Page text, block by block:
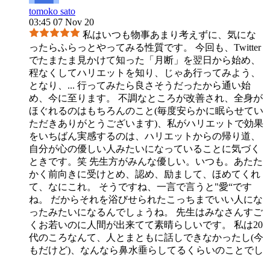
tomoko sato
03:45 07 Nov 20
私はいつも物事あまり考えずに、気にな
ったらふらっとやってみる性質です。 今回も、Twitter
でたまたま見かけて知った「月断」を翌日から始め、
程なくしてハリエットを知り、じゃあ行ってみよう、
となり、 ... 行ってみたら良さそうだったから通い始
め、今に至ります。 不調なところが改善され、全身が
ほぐれるのはもちろんのこと(毎度安らかに眠らせてい
ただきありがとうございます)、私がハリエットで効果
をいちばん実感するのは、ハリエットからの帰り道、
自分が心の優しい人みたいになっていることに気づく
ときです。笑 先生方がみんな優しい。いつも。あたた
かく前向きに受けとめ、認め、励まして、ほめてくれ
て、なにこれ。 そうですね、一言で言うと"愛“です
ね。 だからそれを浴びせられたこっちまでいい人にな
ったみたいになるんでしょうね。 先生はみなさんすご
くお若いのに人間が出来てて素晴らしいです。 私は20
代のころなんて、人とまともに話しできなかったし(今
もだけど)、なんなら鼻水垂らしてるくらいのことでし